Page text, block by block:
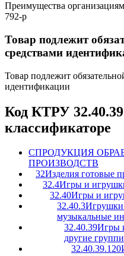
Преимущества
792-р
Товар подлежит
средствами
Товар подлежит
идентификации
Код КТРУ
классификаторе
CПРОДУКЦИЯ
ПРОИЗВОДСТВ
32Изделия готовые
32.4Игры и
32.40Игры и
32.40.3Игрушки
музыкальные
32.40.39Игры
другие
32.40.39.120